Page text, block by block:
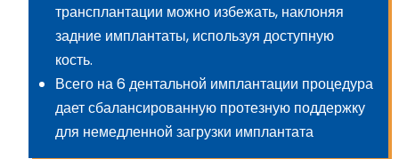
трансплантации можно избежать, наклоняя
задние имплантаты, используя доступную
кость.
Всего на 6 дентальной имплантации процедура
дает сбалансированную протезную поддержку
для немедленной загрузки имплантата